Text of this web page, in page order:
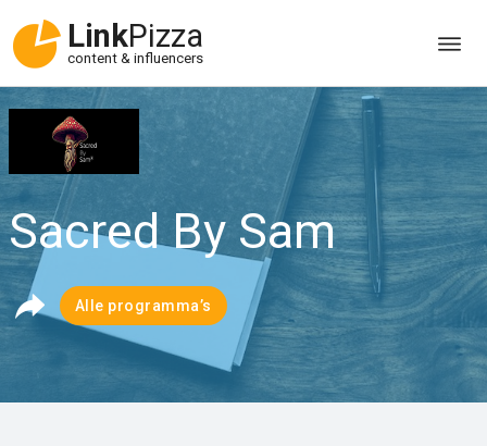
LinkPizza
content & influencers
Sacred By Sam
Alle programma’s